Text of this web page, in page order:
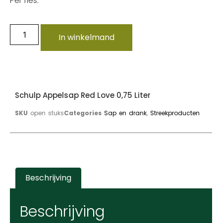
In winkelmand
Schulp Appelsap Red Love 0,75 Liter
SKU open stuksCategories Sap en drank, Streekproducten
Beschrijving
Beschrijving